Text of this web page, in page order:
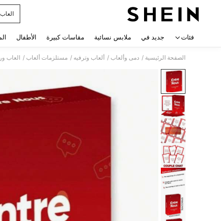
فئات جديد في ملابس نسائية مقاسات كبيرة الأطفال
الصفحة الرئيسية / دمى وألعاب / ألعاب وترفيه / مستلزمات ألعاب / العاب